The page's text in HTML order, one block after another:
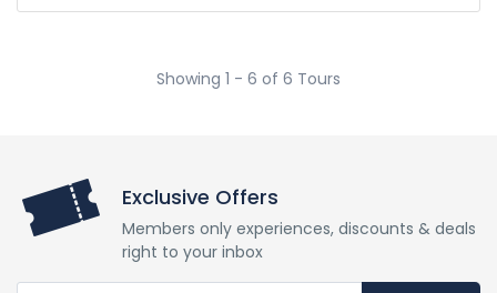
Showing 1 - 6 of 6 Tours
Exclusive Offers
Members only experiences, discounts & deals
right to your inbox